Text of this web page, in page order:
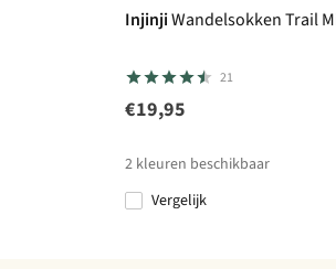
InjinjiWandelsokken Trail
21
€19,95
2 kleuren beschikbaar
Vergelijk